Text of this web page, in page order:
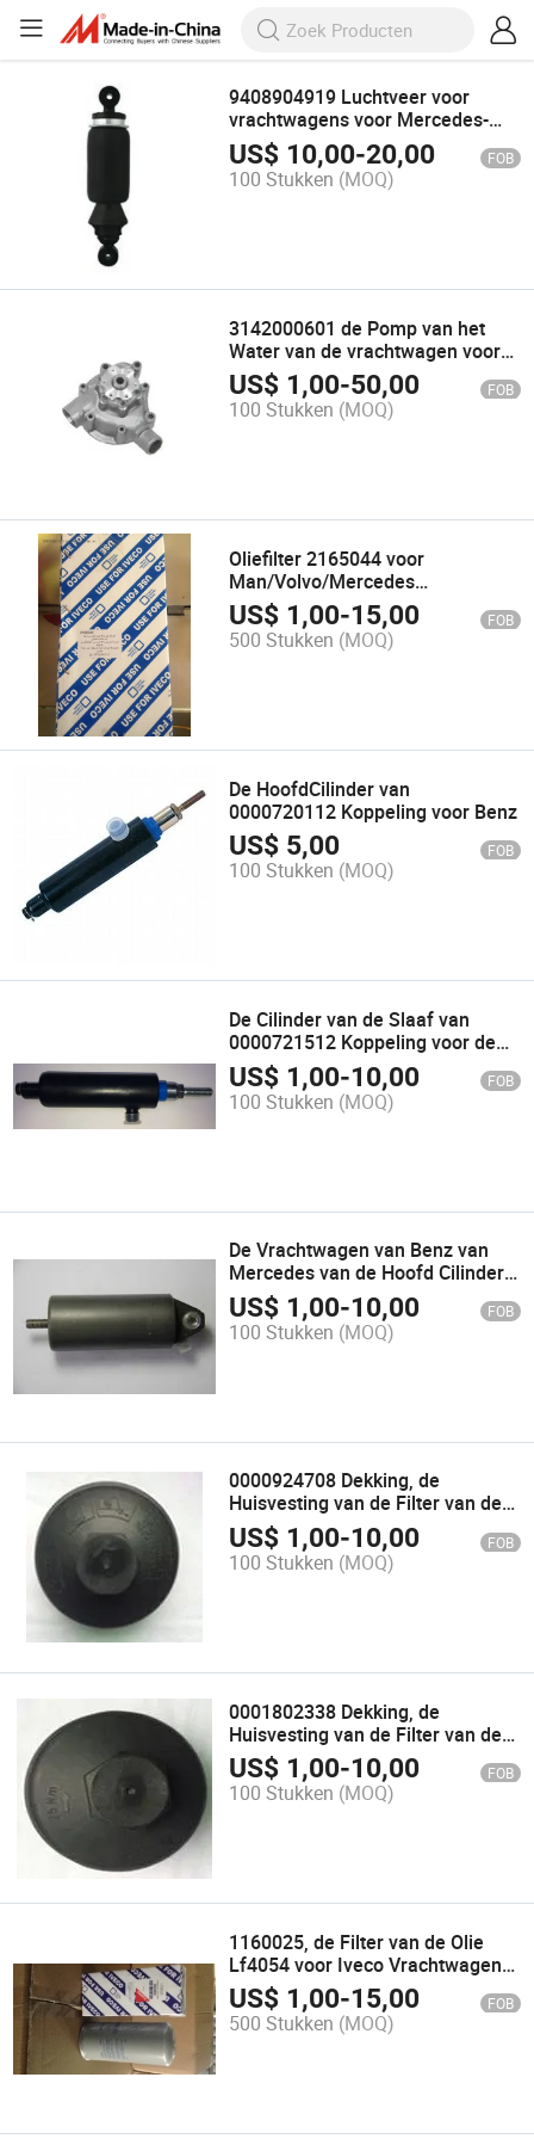
9408904919 Luchtveer voor
vrachtwagens voor Mercedes-
Benz (auto-reserveonderdelen)
US$ 10,00-20,00 FOB
100 Stukken (MOQ)
3142000601 de Pomp van het
Water van de vrachtwagen voor
Benz van Mercedes
(AutoVervangstukken)
US$ 1,00-50,00 FOB
100 Stukken (MOQ)
Oliefilter 2165044 voor
Man/Volvo/Mercedes
Benz/Renault-truck
US$ 1,00-15,00 FOB
500 Stukken (MOQ)
De HoofdCilinder van
0000720112 Koppeling voor Benz
US$ 5,00 FOB
100 Stukken (MOQ)
De Cilinder van de Slaaf van
0000721512 Koppeling voor de
Vrachtwagen van Benz van
Mercedes (Vervangstukken)
US$ 1,00-10,00 FOB
100 Stukken (MOQ)
De Vrachtwagen van Benz van
Mercedes van de Hoofd Cilinder
van de koppeling (000 140 0859)
US$ 1,00-10,00 FOB
100 Stukken (MOQ)
0000924708 Dekking, de
Huisvesting van de Filter van de
Olie voor de Vrachtwagen van
Mercedes-Benz
US$ 1,00-10,00 FOB
100 Stukken (MOQ)
0001802338 Dekking, de
Huisvesting van de Filter van de
Olie voor de Vrachtwagen van
Mercedes-Benz
US$ 1,00-10,00 FOB
100 Stukken (MOQ)
1160025, de Filter van de Olie
Lf4054 voor Iveco Vrachtwagen
(AutoVervangstukken)
US$ 1,00-15,00 FOB
500 Stukken (MOQ)